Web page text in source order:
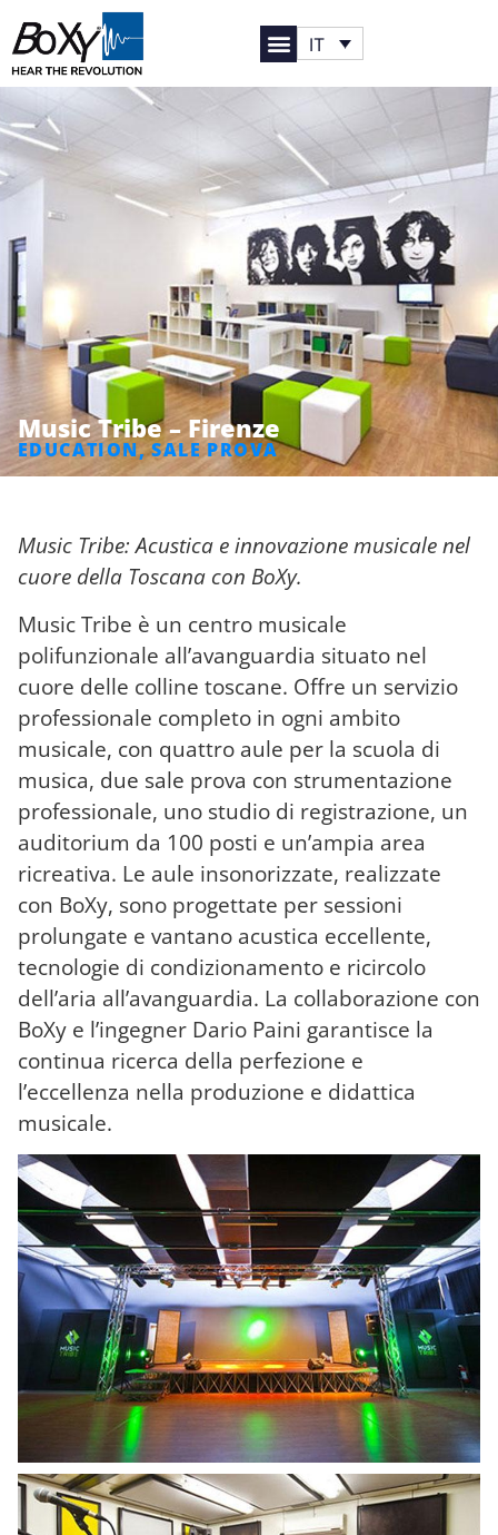
IT
Music Tribe – Firenze
EDUCATION,SALE PROVA
Music Tribe: Acustica e innovazione musicale nel
cuore della Toscana con BoXy.
Music Tribe è un centro musicale
polifunzionale all’avanguardia situato nel
cuore delle colline toscane. Offre un servizio
professionale completo in ogni ambito
musicale, con quattro aule per la scuola di
musica, due sale prova con strumentazione
professionale, uno studio di registrazione, un
auditorium da 100 posti e un’ampia area
ricreativa. Le aule insonorizzate, realizzate
con BoXy, sono progettate per sessioni
prolungate e vantano acustica eccellente,
tecnologie di condizionamento e ricircolo
dell’aria all’avanguardia. La collaborazione con
BoXy e l’ingegner Dario Paini garantisce la
continua ricerca della perfezione e
l’eccellenza nella produzione e didattica
musicale.